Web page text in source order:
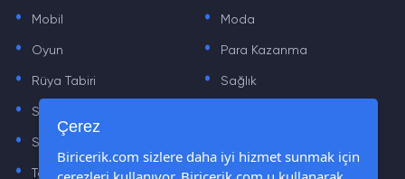
Mobil Moda
. Oyun . Para Kazanma
. Rüya Tabiri . Sağlık
. Sinema .
. Sözler
. Teknoloji Haberleri . Yaşam
Çerez
Biricerik.com sizlere daha iyi hizmet sunmak için